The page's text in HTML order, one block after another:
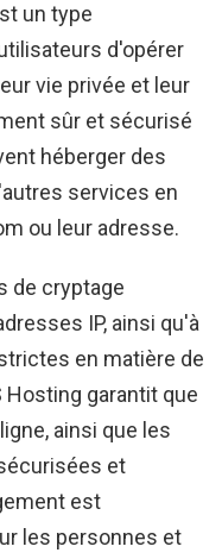
un type
d'opérer
vie privée et leur
sûr et sécurisé
héberger des
services en
ou leur adresse.
de cryptage
IP, ainsi qu'à
en matière de
Hosting garantit que
ainsi que les
et
est
les personnes et